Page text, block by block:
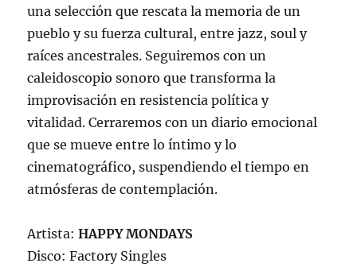
una selección que rescata la memoria de un
pueblo y su fuerza cultural, entre jazz, soul y
raíces ancestrales. Seguiremos con un
caleidoscopio sonoro que transforma la
improvisación en resistencia política y
vitalidad. Cerraremos con un diario emocional
que se mueve entre lo íntimo y lo
cinematográfico, suspendiendo el tiempo en
atmósferas de contemplación.
Artista:HAPPY MONDAYS
Disco: Factory Singles